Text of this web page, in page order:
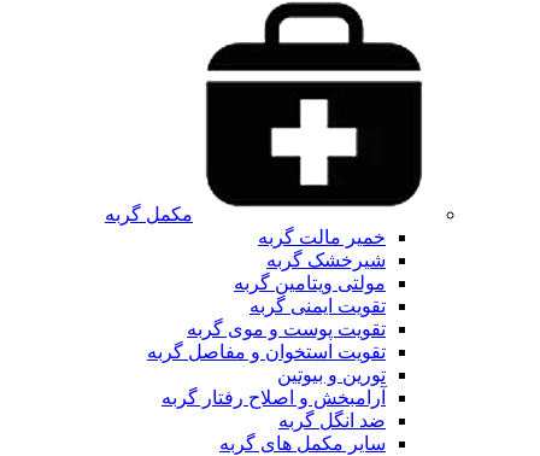
مکمل گربه
خمیر مالت گربه
شیرخشک گربه
مولتی ویتامین گربه
تقویت ایمنی گربه
تقویت پوست و موی گربه
تقویت استخوان و مفاصل گربه
تورین و بیوتین
آرامبخش و اصلاح رفتار گربه
ضد انگل گربه
سایر مکمل های گربه